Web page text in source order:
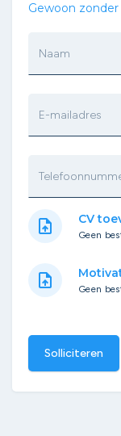
Gewoon
Naam
E-mailadres
upload_file CV
Geen
upload_file Geen
Solliciteren